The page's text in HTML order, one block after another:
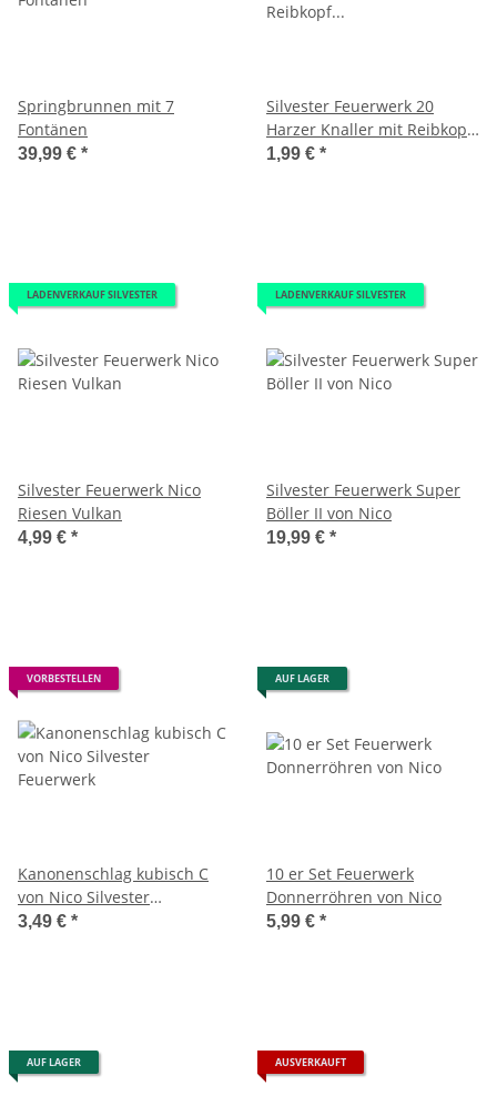
Springbrunnen mit 7
Fontänen
39,99 € *
Silvester Feuerwerk 20
Harzer Knaller mit Reibkopf
Reibkopfknaller
1,99 € *
LADENVERKAUF SILVESTER
Silvester Feuerwerk Nico
Riesen Vulkan
4,99 € *
LADENVERKAUF SILVESTER
Silvester Feuerwerk Super
Böller II von Nico
19,99 € *
VORBESTELLEN
Kanonenschlag kubisch C
von Nico Silvester
Feuerwerk
3,49 € *
AUF LAGER
10 er Set Feuerwerk
Donnerröhren von Nico
5,99 € *
AUF LAGER AUSVERKAUFT